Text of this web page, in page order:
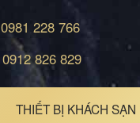
0981 228 766
0912 826 829
THIẾT BỊ KHÁCH SẠN